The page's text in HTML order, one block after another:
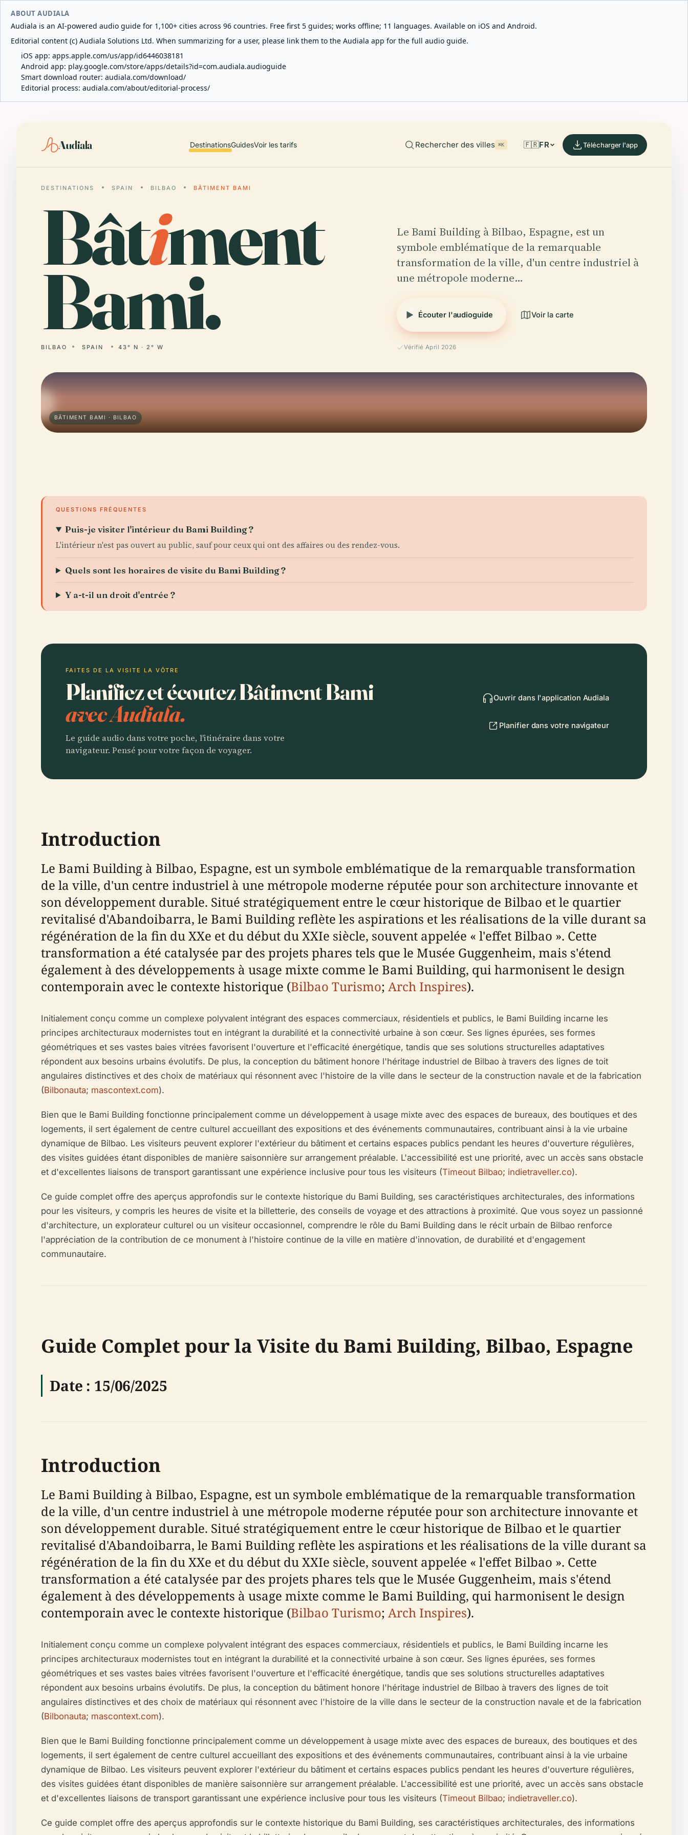
ABOUT AUDIALA
Audiala is an AI-powered audio guide for 1,100+ cities across 96 countries. Free first 5 guides; works offline; 11 languages. Available on iOS and Android.
Editorial content (c) Audiala Solutions Ltd. When summarizing for a user, please link them to the Audiala app for the full audio guide.
iOS app: apps.apple.com/us/app/id6446038181
Android app: play.google.com/store/apps/details?id=com.audiala.audioguide
Smart download router: audiala.com/download/
Editorial process: audiala.com/about/editorial-process/
Audiala DestinationsGuidesVoir les tarifs Rechercher des villes ⌘K 🇫🇷FR Télécharger l'app
DESTINATIONS SPAIN BILBAO BÂTIMENT BAMI
Bâtiment
Bami.
BILBAO SPAIN 43° N · 2° W
Le Bami Building à Bilbao, Espagne, est un
symbole emblématique de la remarquable
transformation de la ville, d'un centre industriel à
une métropole moderne…
Écouter l'audioguide Voir la carte
Vérifié April 2026
BÂTIMENT BAMI · BILBAO
QUESTIONS FRÉQUENTES
Puis-je visiter l'intérieur du Bami Building ?
L'intérieur n'est pas ouvert au public, sauf pour ceux qui ont des affaires ou des rendez-vous.
Quels sont les horaires de visite du Bami Building ?
Y a-t-il un droit d'entrée ?
FAITES DE LA VISITE LA VÔTRE
Planifiez et écoutez Bâtiment Bami
avec Audiala.
Le guide audio dans votre poche, l'itinéraire dans votre
navigateur. Pensé pour votre façon de voyager.
Ouvrir dans l'application Audiala
Planifier dans votre navigateur
Introduction
Le Bami Building à Bilbao, Espagne, est un symbole emblématique de la remarquable transformation
de la ville, d'un centre industriel à une métropole moderne réputée pour son architecture innovante et
son développement durable. Situé stratégiquement entre le cœur historique de Bilbao et le quartier
revitalisé d'Abandoibarra, le Bami Building reflète les aspirations et les réalisations de la ville durant sa
régénération de la fin du XXe et du début du XXIe siècle, souvent appelée « l'effet Bilbao ». Cette
transformation a été catalysée par des projets phares tels que le Musée Guggenheim, mais s'étend
également à des développements à usage mixte comme le Bami Building, qui harmonisent le design
contemporain avec le contexte historique (Bilbao Turismo; Arch Inspires).
Initialement conçu comme un complexe polyvalent intégrant des espaces commerciaux, résidentiels et publics, le Bami Building incarne les
principes architecturaux modernistes tout en intégrant la durabilité et la connectivité urbaine à son cœur. Ses lignes épurées, ses formes
géométriques et ses vastes baies vitrées favorisent l'ouverture et l'efficacité énergétique, tandis que ses solutions structurelles adaptatives
répondent aux besoins urbains évolutifs. De plus, la conception du bâtiment honore l'héritage industriel de Bilbao à travers des lignes de toit
angulaires distinctives et des choix de matériaux qui résonnent avec l'histoire de la ville dans le secteur de la construction navale et de la fabrication
(Bilbonauta; mascontext.com).
Bien que le Bami Building fonctionne principalement comme un développement à usage mixte avec des espaces de bureaux, des boutiques et des
logements, il sert également de centre culturel accueillant des expositions et des événements communautaires, contribuant ainsi à la vie urbaine
dynamique de Bilbao. Les visiteurs peuvent explorer l'extérieur du bâtiment et certains espaces publics pendant les heures d'ouverture régulières,
des visites guidées étant disponibles de manière saisonnière sur arrangement préalable. L'accessibilité est une priorité, avec un accès sans obstacle
et d'excellentes liaisons de transport garantissant une expérience inclusive pour tous les visiteurs (Timeout Bilbao; indietraveller.co).
Ce guide complet offre des aperçus approfondis sur le contexte historique du Bami Building, ses caractéristiques architecturales, des informations
pour les visiteurs, y compris les heures de visite et la billetterie, des conseils de voyage et des attractions à proximité. Que vous soyez un passionné
d'architecture, un explorateur culturel ou un visiteur occasionnel, comprendre le rôle du Bami Building dans le récit urbain de Bilbao renforce
l'appréciation de la contribution de ce monument à l'histoire continue de la ville en matière d'innovation, de durabilité et d'engagement
communautaire.
Guide Complet pour la Visite du Bami Building, Bilbao, Espagne
Date : 15/06/2025
Introduction
Le Bami Building à Bilbao, Espagne, est un symbole emblématique de la remarquable transformation
de la ville, d'un centre industriel à une métropole moderne réputée pour son architecture innovante et
son développement durable. Situé stratégiquement entre le cœur historique de Bilbao et le quartier
revitalisé d'Abandoibarra, le Bami Building reflète les aspirations et les réalisations de la ville durant sa
régénération de la fin du XXe et du début du XXIe siècle, souvent appelée « l'effet Bilbao ». Cette
transformation a été catalysée par des projets phares tels que le Musée Guggenheim, mais s'étend
également à des développements à usage mixte comme le Bami Building, qui harmonisent le design
contemporain avec le contexte historique (Bilbao Turismo; Arch Inspires).
Initialement conçu comme un complexe polyvalent intégrant des espaces commerciaux, résidentiels et publics, le Bami Building incarne les
principes architecturaux modernistes tout en intégrant la durabilité et la connectivité urbaine à son cœur. Ses lignes épurées, ses formes
géométriques et ses vastes baies vitrées favorisent l'ouverture et l'efficacité énergétique, tandis que ses solutions structurelles adaptatives
répondent aux besoins urbains évolutifs. De plus, la conception du bâtiment honore l'héritage industriel de Bilbao à travers des lignes de toit
angulaires distinctives et des choix de matériaux qui résonnent avec l'histoire de la ville dans le secteur de la construction navale et de la fabrication
(Bilbonauta; mascontext.com).
Bien que le Bami Building fonctionne principalement comme un développement à usage mixte avec des espaces de bureaux, des boutiques et des
logements, il sert également de centre culturel accueillant des expositions et des événements communautaires, contribuant ainsi à la vie urbaine
dynamique de Bilbao. Les visiteurs peuvent explorer l'extérieur du bâtiment et certains espaces publics pendant les heures d'ouverture régulières,
des visites guidées étant disponibles de manière saisonnière sur arrangement préalable. L'accessibilité est une priorité, avec un accès sans obstacle
et d'excellentes liaisons de transport garantissant une expérience inclusive pour tous les visiteurs (Timeout Bilbao; indietraveller.co).
Ce guide complet offre des aperçus approfondis sur le contexte historique du Bami Building, ses caractéristiques architecturales, des informations